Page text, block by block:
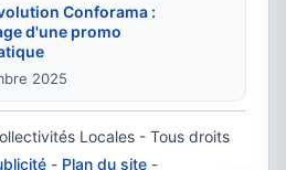
Conforama :
d'une promo
2025
Locales - Tous droits
- Plan du site -